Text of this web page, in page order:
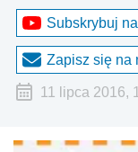
Subskrybuj
Zapisz się na
11 lipca 2016,